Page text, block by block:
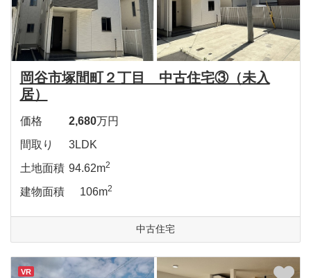
岡谷市塚間町２丁目 中古住宅③（未入
居）
価格 2,680万円
間取り
3LDK
土地面積 94.62m2
建物面積 106m2
中古住宅
VR